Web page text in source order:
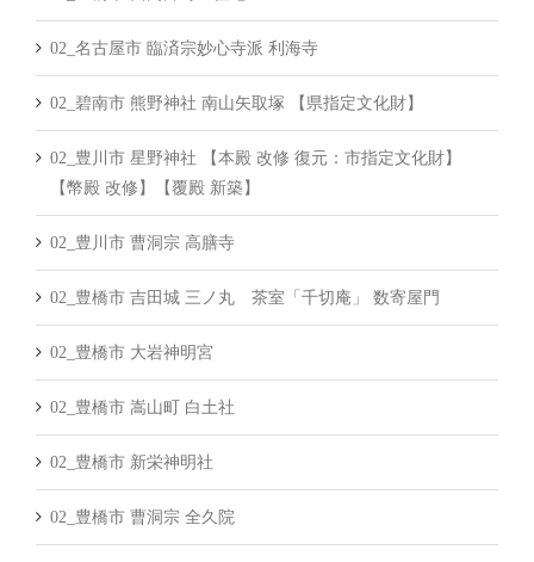
02_名古屋市 臨済宗妙心寺派 利海寺
02_碧南市 熊野神社 南山矢取塚 【県指定文化財】
02_豊川市 星野神社 【本殿 改修 復元：市指定文化財】
【幣殿 改修】【覆殿 新築】
02_豊川市 曹洞宗 高膳寺
02_豊橋市 吉田城 三ノ丸 茶室「千切庵」 数寄屋門
02_豊橋市 大岩神明宮
02_豊橋市 嵩山町 白土社
02_豊橋市 新栄神明社
02_豊橋市 曹洞宗 全久院